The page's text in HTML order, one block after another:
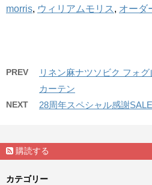
morris, ウィリアムモリス , オーダ
PREV
リネン麻ナツソビク フォ
カーテン
NEXT 28周年スペシャル感謝
購読する
カテゴリー